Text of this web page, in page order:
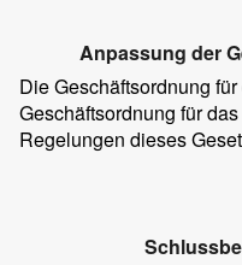
Anpassung der
Die Geschäftsordnung
Geschäftsordnung für
Regelungen dieses